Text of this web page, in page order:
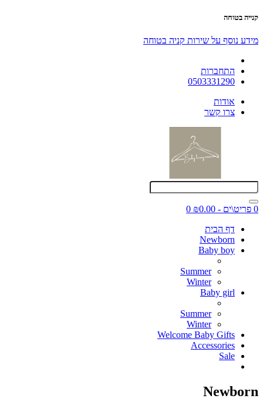
קנייה בטוחה
מידע נוסף על שירות קניה בטוחה
התחברות
0503331290
אודות
צרו קשר
0 פריט\ים - ₪0.00
0
דף הבית
Newborn
Baby boy
Summer
Winter
Baby girl
Summer
Winter
Welcome Baby Gifts
Accessories
Sale
Newborn